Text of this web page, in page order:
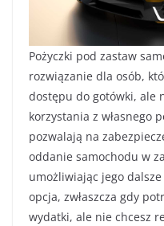
Pożyczki pod zastaw
rozwiązanie dla osób,
dostępu do gotówki, ale
korzystania z własnego
pozwalają na
oddanie samochodu w
umożliwiając jego
opcja, zwłaszcza gdy
wydatki, ale nie chcesz